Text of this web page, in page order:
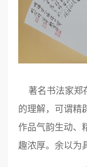
著名书法家郑
的理解，可谓精
作品气韵生动、
趣浓厚。余以为